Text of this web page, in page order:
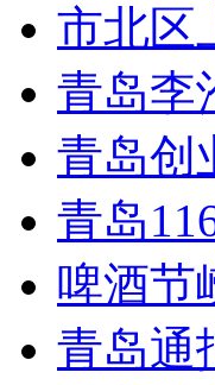
市北区
青岛李
青岛创
青岛
啤酒节
青岛通